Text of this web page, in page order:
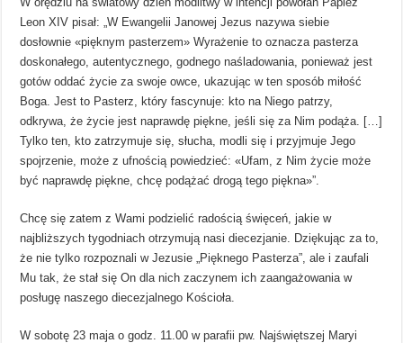
Leon XIV pisał: „W Ewangelii Janowej Jezus nazywa siebie
dosłownie «pięknym pasterzem» Wyrażenie to oznacza pasterza
doskonałego, autentycznego, godnego naśladowania, ponieważ jest
gotów oddać życie za swoje owce, ukazując w ten sposób miłość
Boga. Jest to Pasterz, który fascynuje: kto na Niego patrzy,
odkrywa, że życie jest naprawdę piękne, jeśli się za Nim podąża. […]
Tylko ten, kto zatrzymuje się, słucha, modli się i przyjmuje Jego
spojrzenie, może z ufnością powiedzieć: «Ufam, z Nim życie może
być naprawdę piękne, chcę podążać drogą tego piękna»”.
Chcę się zatem z Wami podzielić radością święceń, jakie w
najbliższych tygodniach otrzymują nasi diecezjanie. Dziękując za to,
że nie tylko rozpoznali w Jezusie „Pięknego Pasterza”, ale i zaufali
Mu tak, że stał się On dla nich zaczynem ich zaangażowania w
posługę naszego diecezjalnego Kościoła.
W sobotę 23 maja o godz. 11.00 w parafii pw. Najświętszej Maryi